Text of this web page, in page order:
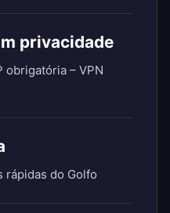
privacidade
obrigatória – VPN
rápidas do Golfo